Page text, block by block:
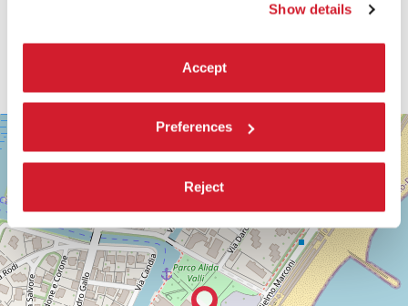
Show details
Accept
Preferences
Reject
SALA
CASINÒ
MARCONI
30126
LIDO
DI
VENEZIA
TEL.
0415218711
info@labiennale.org
−